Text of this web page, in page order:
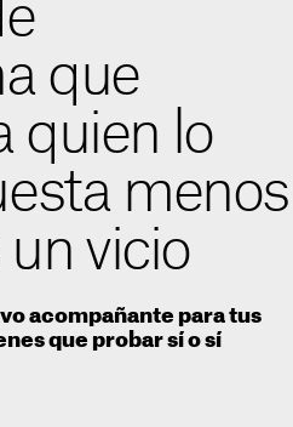
que
quien lo
menos
un vicio
acompañante para tus
que probar sí o sí